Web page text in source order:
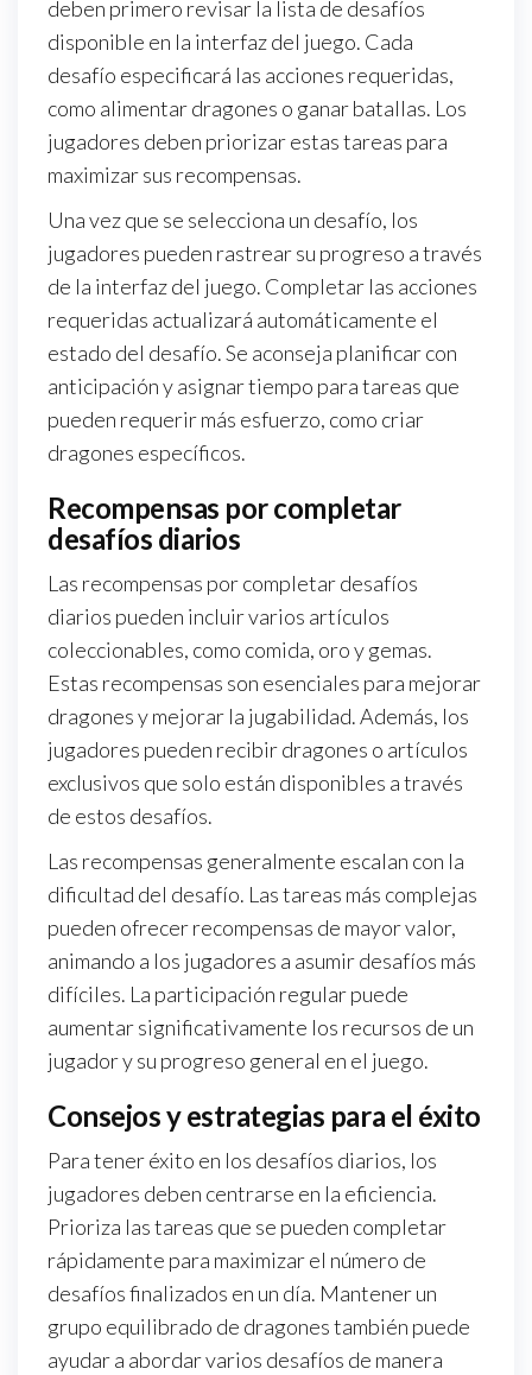
deben primero revisar la lista de desafíos
disponible en la interfaz del juego. Cada
desafío especificará las acciones requeridas,
como alimentar dragones o ganar batallas. Los
jugadores deben priorizar estas tareas para
maximizar sus recompensas.
Una vez que se selecciona un desafío, los
jugadores pueden rastrear su progreso a través
de la interfaz del juego. Completar las acciones
requeridas actualizará automáticamente el
estado del desafío. Se aconseja planificar con
anticipación y asignar tiempo para tareas que
pueden requerir más esfuerzo, como criar
dragones específicos.
Recompensas por completar
desafíos diarios
Las recompensas por completar desafíos
diarios pueden incluir varios artículos
coleccionables, como comida, oro y gemas.
Estas recompensas son esenciales para mejorar
dragones y mejorar la jugabilidad. Además, los
jugadores pueden recibir dragones o artículos
exclusivos que solo están disponibles a través
de estos desafíos.
Las recompensas generalmente escalan con la
dificultad del desafío. Las tareas más complejas
pueden ofrecer recompensas de mayor valor,
animando a los jugadores a asumir desafíos más
difíciles. La participación regular puede
aumentar significativamente los recursos de un
jugador y su progreso general en el juego.
Consejos y estrategias para el éxito
Para tener éxito en los desafíos diarios, los
jugadores deben centrarse en la eficiencia.
Prioriza las tareas que se pueden completar
rápidamente para maximizar el número de
desafíos finalizados en un día. Mantener un
grupo equilibrado de dragones también puede
ayudar a abordar varios desafíos de manera